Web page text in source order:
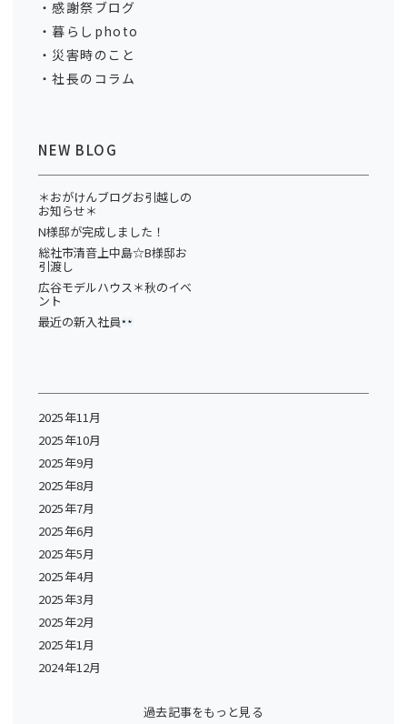
感謝祭ブログ
暮らしphoto
災害時のこと
社長のコラム
NEW BLOG
＊おがけんブログお引越しの
お知らせ＊
N様邸が完成しました！
総社市清音上中島☆B様邸お
引渡し
広谷モデルハウス＊秋のイベ
ント
最近の新入社員
2025年11月
2025年10月
2025年9月
2025年8月
2025年7月
2025年6月
2025年5月
2025年4月
2025年3月
2025年2月
2025年1月
2024年12月
過去記事をもっと見る